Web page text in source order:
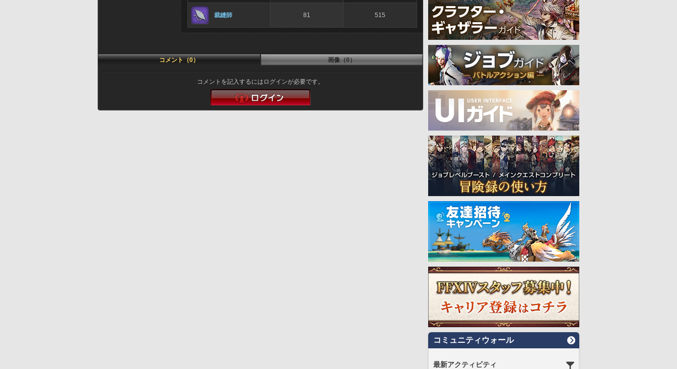
裁縫師 81 515
コメント（0） 画像（0）
コメントを記入するにはログインが必要です。
コミュニティウォール
最新アクティビティ